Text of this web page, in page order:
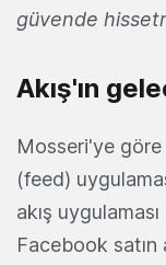
güvende
Akış'ın
Mosseri'ye göre
(feed)
akış
Facebook satın